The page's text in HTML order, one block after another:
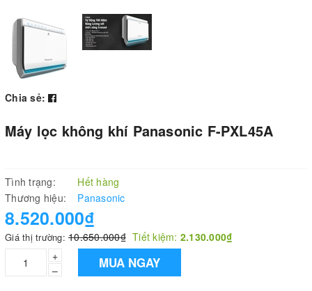
Chia sẻ:
Máy lọc không khí Panasonic F-PXL45A
Tình trạng:
Hết hàng
Thương hiệu:
Panasonic
8.520.000₫
Giá thị trường: 10.650.000₫ Tiết kiệm: 2.130.000₫
+
–
MUA NGAY